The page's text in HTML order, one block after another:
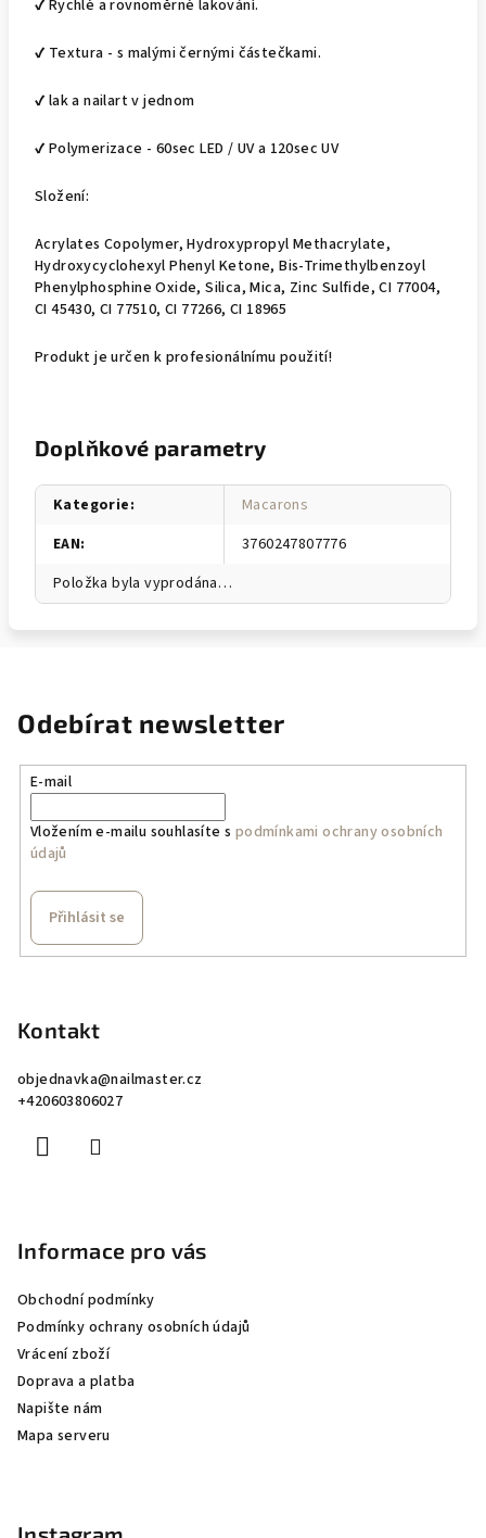
✔ Rychlé a rovnoměrné lakování.
✔ Textura - s malými černými částečkami.
✔ lak a nailart v jednom
✔ Polymerizace - 60sec LED / UV a 120sec UV
Složení:
Acrylates Copolymer, Hydroxypropyl Methacrylate,
Hydroxycyclohexyl Phenyl Ketone, Bis-Trimethylbenzoyl
Phenylphosphine Oxide, Silica, Mica, Zinc Sulfide, CI 77004,
CI 45430, CI 77510, CI 77266, CI 18965
Produkt je určen k profesionálnímu použití!
Doplňkové parametry
Kategorie:
Macarons
EAN:
3760247807776
Položka byla vyprodána…
Odebírat newsletter
E-mail
Vložením e-mailu souhlasíte s podmínkami ochrany osobních
údajů
Přihlásit se
Kontakt
objednavka@nailmaster.cz
+420603806027
Informace pro vás
Obchodní podmínky
Podmínky ochrany osobních údajů
Vrácení zboží
Doprava a platba
Napište nám
Mapa serveru